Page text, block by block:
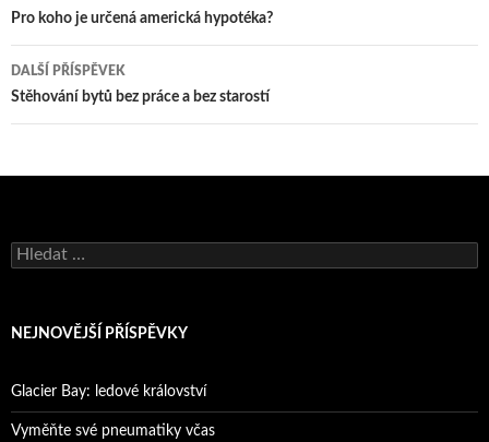
pro
příspěvky
Pro koho je určená americká hypotéka?
DALŠÍ PŘÍSPĚVEK
Stěhování bytů bez práce a bez starostí
Vyhledávání
NEJNOVĚJŠÍ PŘÍSPĚVKY
Glacier Bay: ledové království
Vyměňte své pneumatiky včas